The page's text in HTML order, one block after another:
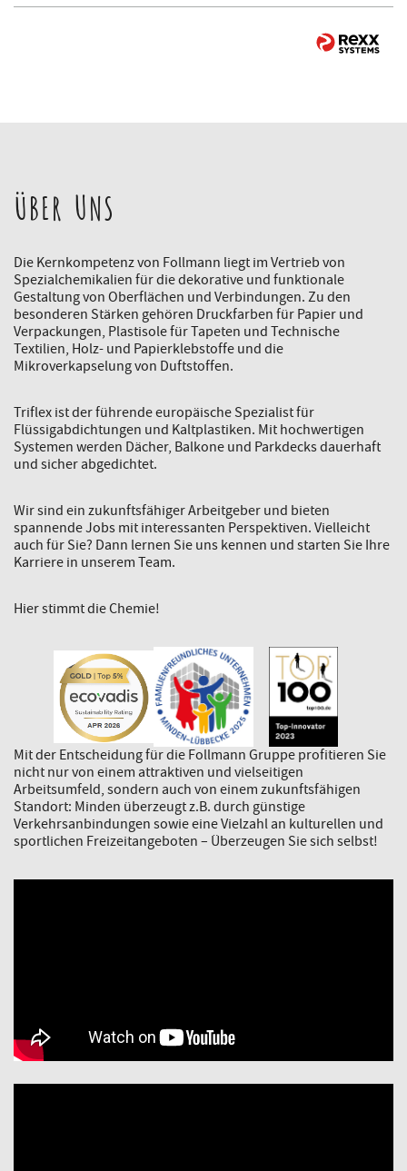
ÜBER UNS
Die Kernkompetenz von Follmann liegt im Vertrieb von
Spezialchemikalien für die dekorative und funktionale
Gestaltung von Oberflächen und Verbindungen. Zu den
besonderen Stärken gehören Druckfarben für Papier und
Verpackungen, Plastisole für Tapeten und Technische
Textilien, Holz- und Papierklebstoffe und die
Mikroverkapselung von Duftstoffen.
Triflex ist der führende europäische Spezialist für
Flüssigabdichtungen und Kaltplastiken. Mit hochwertigen
Systemen werden Dächer, Balkone und Parkdecks dauerhaft
und sicher abgedichtet.
Wir sind ein zukunftsfähiger Arbeitgeber und bieten
spannende Jobs mit interessanten Perspektiven. Vielleicht
auch für Sie? Dann lernen Sie uns kennen und starten Sie Ihre
Karriere in unserem Team.
Hier stimmt die Chemie!
Mit der Entscheidung für die Follmann Gruppe profitieren Sie
nicht nur von einem attraktiven und vielseitigen
Arbeitsumfeld, sondern auch von einem zukunftsfähigen
Standort: Minden überzeugt z.B. durch günstige
Verkehrsanbindungen sowie eine Vielzahl an kulturellen und
sportlichen Freizeitangeboten – Überzeugen Sie sich selbst!